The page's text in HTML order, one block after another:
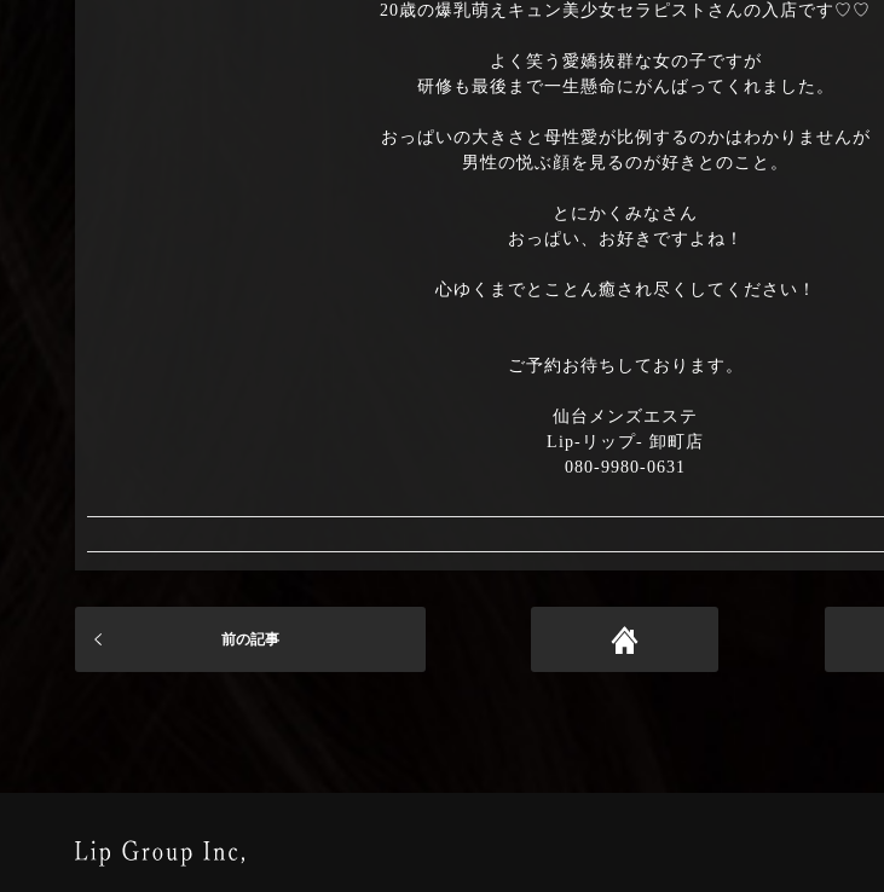
20歳の爆乳萌えキュン美少女セラピストさんの入店です♡♡
よく笑う愛嬌抜群な女の子ですが
研修も最後まで一生懸命にがんばってくれました。
おっぱいの大きさと母性愛が比例するのかはわかりませんが
男性の悦ぶ顔を見るのが好きとのこと。
とにかくみなさん
おっぱい、お好きですよね！
心ゆくまでとことん癒され尽くしてください！
ご予約お待ちしております。
仙台メンズエステ
Lip-リップ- 卸町店
080-9980-0631
前の記事